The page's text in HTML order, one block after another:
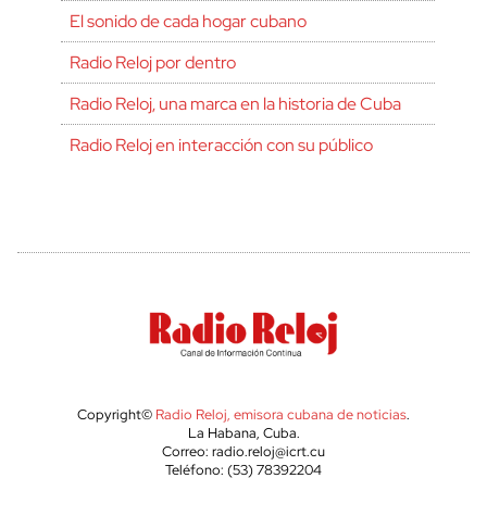
El sonido de cada hogar cubano
Radio Reloj por dentro
Radio Reloj, una marca en la historia de Cuba
Radio Reloj en interacción con su público
Copyright© Radio Reloj, emisora cubana de noticias.
La Habana, Cuba.
Correo: radio.reloj@icrt.cu
Teléfono: (53) 78392204